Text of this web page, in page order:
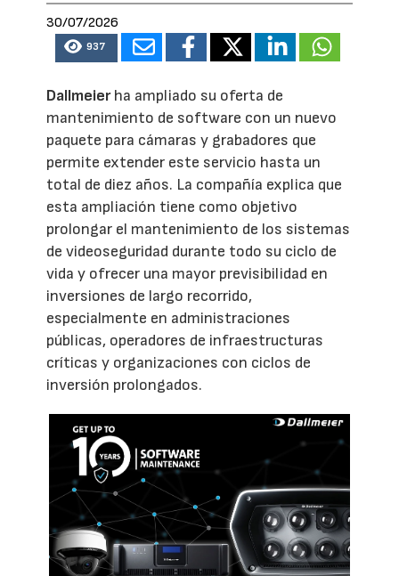
30/07/2026
937
Dallmeierha ampliado su oferta de
mantenimiento de software con un nuevo
paquete para cámaras y grabadores que
permite extender este servicio hasta un
total de diez años. La compañía explica que
esta ampliación tiene como objetivo
prolongar el mantenimiento de los sistemas
de videoseguridad durante todo su ciclo de
vida y ofrecer una mayor previsibilidad en
inversiones de largo recorrido,
especialmente en administraciones
públicas, operadores de infraestructuras
críticas y organizaciones con ciclos de
inversión prolongados.